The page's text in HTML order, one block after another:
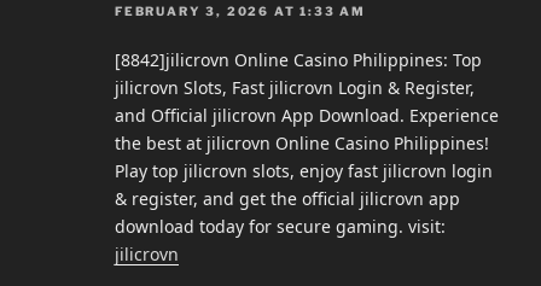
FEBRUARY 3, 2026 AT 1:33 AM
[8842]jilicrovn Online Casino Philippines: Top
jilicrovn Slots, Fast jilicrovn Login & Register,
and Official jilicrovn App Download. Experience
the best at jilicrovn Online Casino Philippines!
Play top jilicrovn slots, enjoy fast jilicrovn login
& register, and get the official jilicrovn app
download today for secure gaming. visit:
jilicrovn